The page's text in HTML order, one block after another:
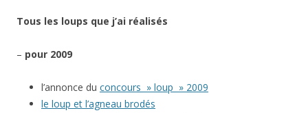
Tous les loups que j’ai réalisés
– pour 2009
l’annonce du concours » loup » 2009
le loup et l’agneau brodés